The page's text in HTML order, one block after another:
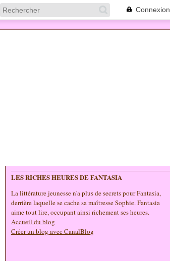
Connexion
LES RICHES HEURES DE FANTASIA
La littérature jeunesse n'a plus de secrets pour Fantasia,
derrière laquelle se cache sa maîtresse Sophie. Fantasia
aime tout lire, occupant ainsi richement ses heures.
Accueil du blog
Créer un blog avec CanalBlog